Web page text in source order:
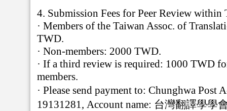
4. Submission Fees for Peer Review within
· Members of the Taiwan Assoc. of
TWD.
· Non-members: 2000 TWD.
· If a third review is required: 1000 TWD
members.
· Please send payment to: Chunghwa Post
19131281, Account name: 台灣翻譯學學